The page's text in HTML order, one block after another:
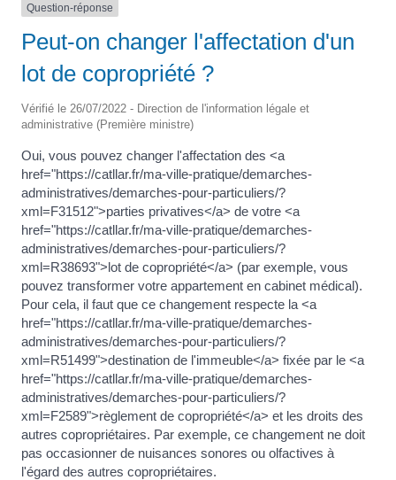
Question-réponse
Peut-on changer l'affectation d'un
lot de copropriété ?
Vérifié le 26/07/2022 - Direction de l'information légale et
administrative (Première ministre)
Oui, vous pouvez changer l'affectation des <a
href="https://catllar.fr/ma-ville-pratique/demarches-
administratives/demarches-pour-particuliers/?
xml=F31512">parties privatives</a> de votre <a
href="https://catllar.fr/ma-ville-pratique/demarches-
administratives/demarches-pour-particuliers/?
xml=R38693">lot de copropriété</a> (par exemple, vous
pouvez transformer votre appartement en cabinet médical).
Pour cela, il faut que ce changement respecte la <a
href="https://catllar.fr/ma-ville-pratique/demarches-
administratives/demarches-pour-particuliers/?
xml=R51499">destination de l'immeuble</a> fixée par le <a
href="https://catllar.fr/ma-ville-pratique/demarches-
administratives/demarches-pour-particuliers/?
xml=F2589">règlement de copropriété</a> et les droits des
autres copropriétaires. Par exemple, ce changement ne doit
pas occasionner de nuisances sonores ou olfactives à
l'égard des autres copropriétaires.